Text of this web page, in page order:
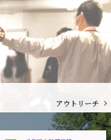
アウトリーチ